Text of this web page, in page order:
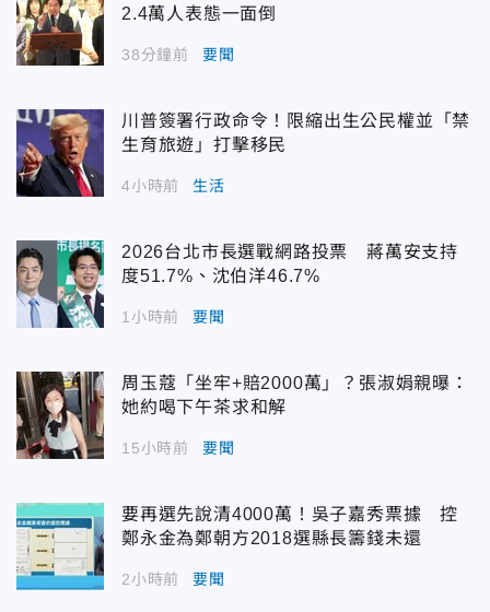
2.4萬人表態一面倒
38分鐘前 要聞
川普簽署行政命令！限縮出生公民權並「禁
生育旅遊」打擊移民
4小時前 生活
2026台北市長選戰網路投票 蔣萬安支持
度51.7%、沈伯洋46.7%
1小時前 要聞
周玉蔻「坐牢+賠2000萬」？張淑娟親曝：
她約喝下午茶求和解
15小時前 要聞
要再選先說清4000萬！吳子嘉秀票據 控
鄭永金為鄭朝方2018選縣長籌錢未還
2小時前 要聞